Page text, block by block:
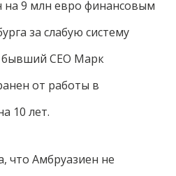
9 млн евро финансовым
за слабую систему
бывший CEO Марк
от работы в
10 лет.
что Амбруазиен не